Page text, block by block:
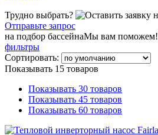
Трудно выбрать?
Отправьте запрос
на подбор бассейнаМы вам поможем!
фильтры
Сортировать:
Показывать 15 товаров
Показывать 30 товаров
Показывать 45 товаров
Показывать 60 товаров